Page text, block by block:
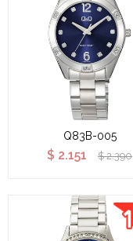
Q83B-005
$ 2.151 $ 2.390